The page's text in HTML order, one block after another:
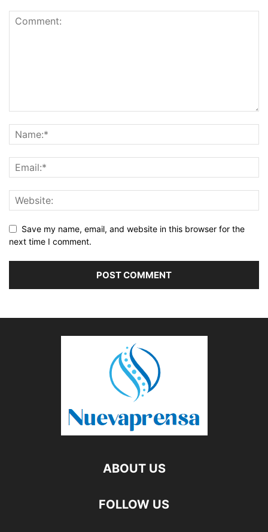
Save my name, email, and website in this browser for the
next time I comment.
ABOUT US
FOLLOW US